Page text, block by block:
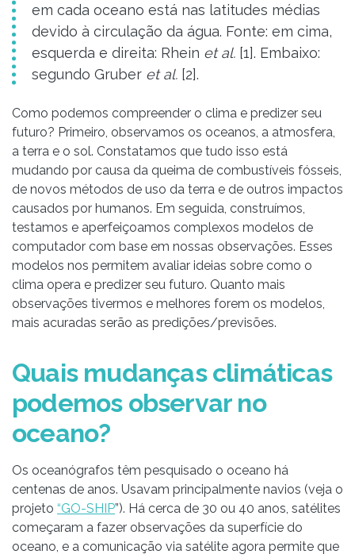
em cada oceano está nas latitudes médias
devido à circulação da água. Fonte: em cima,
esquerda e direita: Rhein et al. [1]. Embaixo:
segundo Gruber et al. [2].
Como podemos compreender o clima e predizer seu
futuro? Primeiro, observamos os oceanos, a atmosfera,
a terra e o sol. Constatamos que tudo isso está
mudando por causa da queima de combustíveis fósseis,
de novos métodos de uso da terra e de outros impactos
causados por humanos. Em seguida, construímos,
testamos e aperfeiçoamos complexos modelos de
computador com base em nossas observações. Esses
modelos nos permitem avaliar ideias sobre como o
clima opera e predizer seu futuro. Quanto mais
observações tivermos e melhores forem os modelos,
mais acuradas serão as predições/previsões.
Quais mudanças climáticas
podemos observar no
oceano?
Os oceanógrafos têm pesquisado o oceano há
centenas de anos. Usavam principalmente navios (veja o
projeto “GO-SHIP”). Há cerca de 30 ou 40 anos, satélites
começaram a fazer observações da superfície do
oceano, e a comunicação via satélite agora permite que